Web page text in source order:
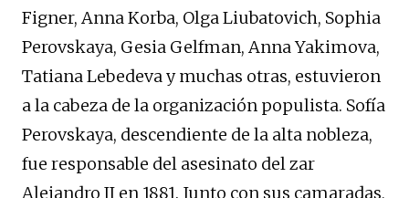
Figner, Anna Korba, Olga Liubatovich, Sophia
Perovskaya, Gesia Gelfman, Anna Yakimova,
Tatiana Lebedeva y muchas otras, estuvieron
a la cabeza de la organización populista. Sofía
Perovskaya, descendiente de la alta nobleza,
fue responsable del asesinato del zar
Alejandro II en 1881. Junto con sus camaradas,